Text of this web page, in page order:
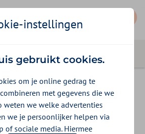
zorgverzekering
Amsterdam
instellingen
gebruikt cookies.
om je online gedrag te
met gegevens die we
weten we welke advertenties
we je persoonlijker helpen via
of sociale media. Hiermee